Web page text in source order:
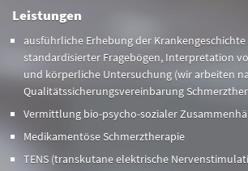
Leistungen
ausführliche Erhebung der
standardisierter Fragebögen, Interpretation
und körperliche Untersuchung (wir arbeiten
Qualitätssicherungsvereinbarung
Vermittlung bio-psycho-sozialer
Medikamentöse Schmerztherapie
TENS (transkutane elektrische